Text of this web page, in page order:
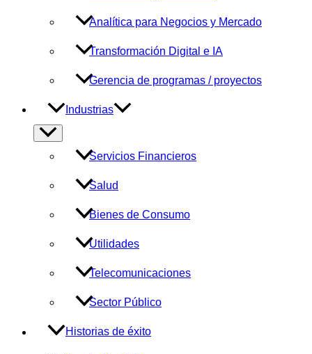
Analítica para Negocios y Mercado
Transformación Digital e IA
Gerencia de programas / proyectos
Industrias
Alternar
menú
Servicios Financieros
Salud
Bienes de Consumo
Utilidades
Telecomunicaciones
Sector Público
Historias de éxito